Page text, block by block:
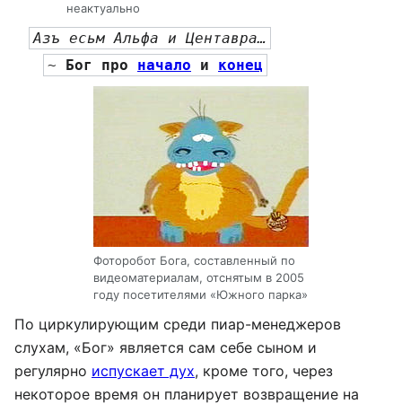
неактуально
Азъ есьм Альфа и Центавра…
~
Бог про начало и конец
Фоторобот Бога, составленный по
видеоматериалам, отснятым в 2005
году посетителями «Южного парка»
По циркулирующим среди пиар-менеджеров
слухам, «Бог» является сам себе сыном и
регулярно испускает дух, кроме того, через
некоторое время он планирует возвращение на